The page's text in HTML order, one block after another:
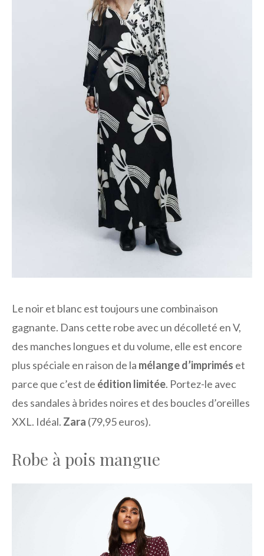
Le noir et blanc est toujours une combinaison
gagnante. Dans cette robe avec un décolleté en V,
des manches longues et du volume, elle est encore
plus spéciale en raison de la mélange d’imprimés et
parce que c’est de édition limitée. Portez-le avec
des sandales à brides noires et des boucles d’oreilles
XXL. Idéal. Zara (79,95 euros).
Robe à pois mangue